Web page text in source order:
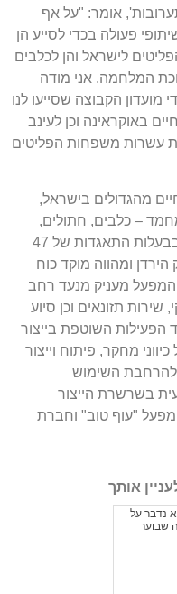
', אומר: "על אף
פעולה בכדי לסייע הן
לישראל והן לכלבים
המלחמה. אני מודה
מועדון הקבוצה שסייעו לנו
באוקראינה וכן לעינב
עשרות משפחות הפליטים
מהגדולים בישראל,
– כלבים, חתולים,
התאגדות של
ומהווה מוקד כוח
המפעל מעניק מנעד רחב
, שירות תזונאים וכן סיוע
הפעילות השוטפת בייצור
מחקר, פיתוח וייצור
להרחבת השימוש
בשרשרת הייצור
מפעל "עוף טוב" וחברת
אותך